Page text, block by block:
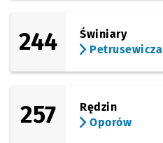
244
Świniary
Petrusewicza
257
Rędzin
Oporów